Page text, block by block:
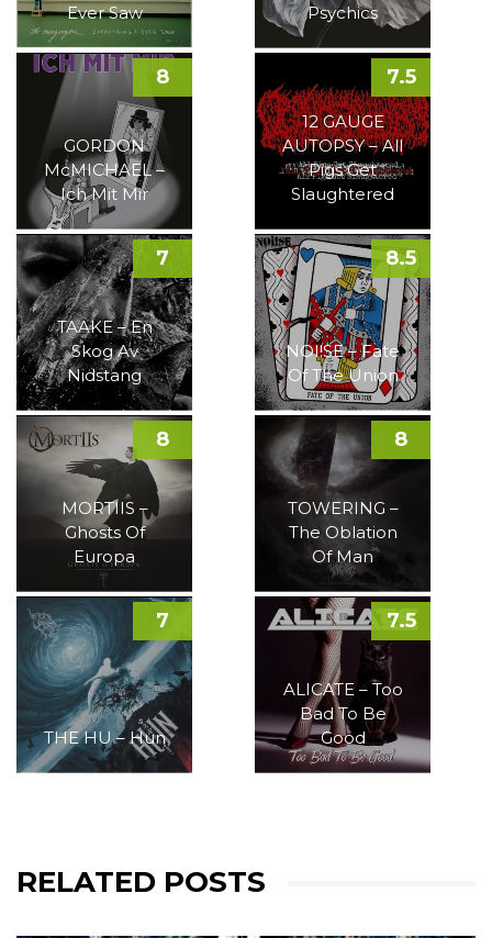
Ever Saw
Psychics
GORDON
McMICHAEL –
Ich Mit Mir
8
12 GAUGE
AUTOPSY – All
Pigs Get
Slaughtered
7.5
TAAKE – En
Skog Av
Nidstang
7
NOI!SE – Fate
Of The Union
8.5
MORTIIS –
Ghosts Of
Europa
8
TOWERING –
The Oblation
Of Man
8
THE HU – Hun
7
ALICATE – Too
Bad To Be
Good
7.5
RELATED POSTS